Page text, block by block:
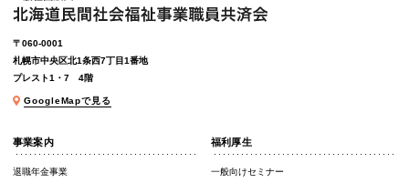
〒060-0001
札幌市中央区北1条西7丁目1番地
プレスト1・7 4階
GoogleMapで見る
事業案内
退職年金事業
福利厚生
一般向けセミナー